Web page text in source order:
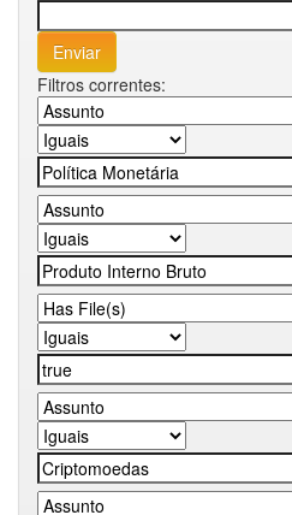
Filtros correntes: